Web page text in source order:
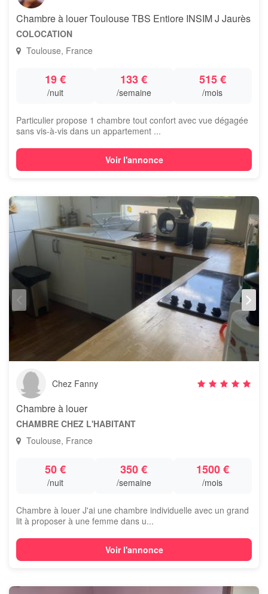
Chambre à louer Toulouse TBS Entiore INSIM J Jaurès
COLOCATION
Toulouse, France
19 €
/nuit
133 €
/semaine
515 €
/mois
Particulier propose 1 chambre tout confort avec vue dégagée
sans vis-à-vis dans un appartement ...
Voir l'annonce
Chez Fanny
Chambre à louer
CHAMBRE CHEZ L'HABITANT
Toulouse, France
50 €
/nuit
350 €
/semaine
1500 €
/mois
Chambre à louer J'ai une chambre individuelle avec un grand
lit à proposer à une femme dans u...
Voir l'annonce